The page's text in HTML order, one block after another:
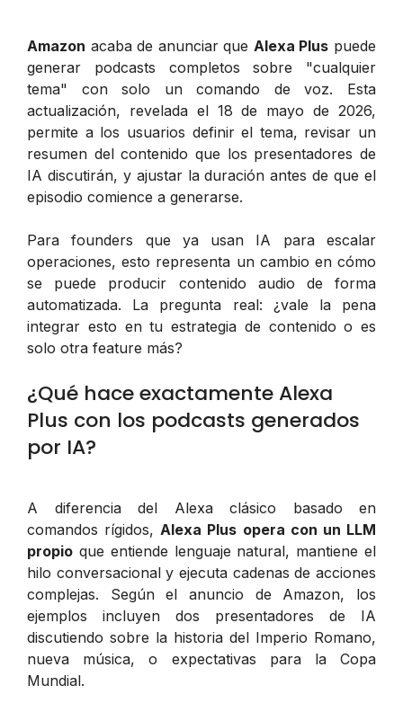
Amazon acaba de anunciar que Alexa Plus puede
generar podcasts completos sobre "cualquier
tema" con solo un comando de voz. Esta
actualización, revelada el 18 de mayo de 2026,
permite a los usuarios definir el tema, revisar un
resumen del contenido que los presentadores de
IA discutirán, y ajustar la duración antes de que el
episodio comience a generarse.
Para founders que ya usan IA para escalar
operaciones, esto representa un cambio en cómo
se puede producir contenido audio de forma
automatizada. La pregunta real: ¿vale la pena
integrar esto en tu estrategia de contenido o es
solo otra feature más?
¿Qué hace exactamente Alexa
Plus con los podcasts generados
por IA?
A diferencia del Alexa clásico basado en
comandos rígidos, Alexa Plus opera con un LLM
propio que entiende lenguaje natural, mantiene el
hilo conversacional y ejecuta cadenas de acciones
complejas. Según el anuncio de Amazon, los
ejemplos incluyen dos presentadores de IA
discutiendo sobre la historia del Imperio Romano,
nueva música, o expectativas para la Copa
Mundial.